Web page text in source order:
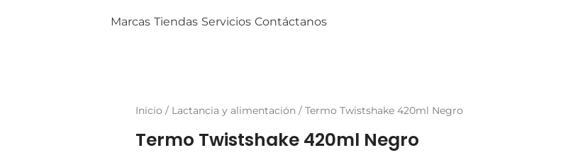
Marcas Tiendas Servicios Contáctanos
Inicio / Lactancia y alimentación / Termo Twistshake 420ml Negro
Termo Twistshake 420ml Negro